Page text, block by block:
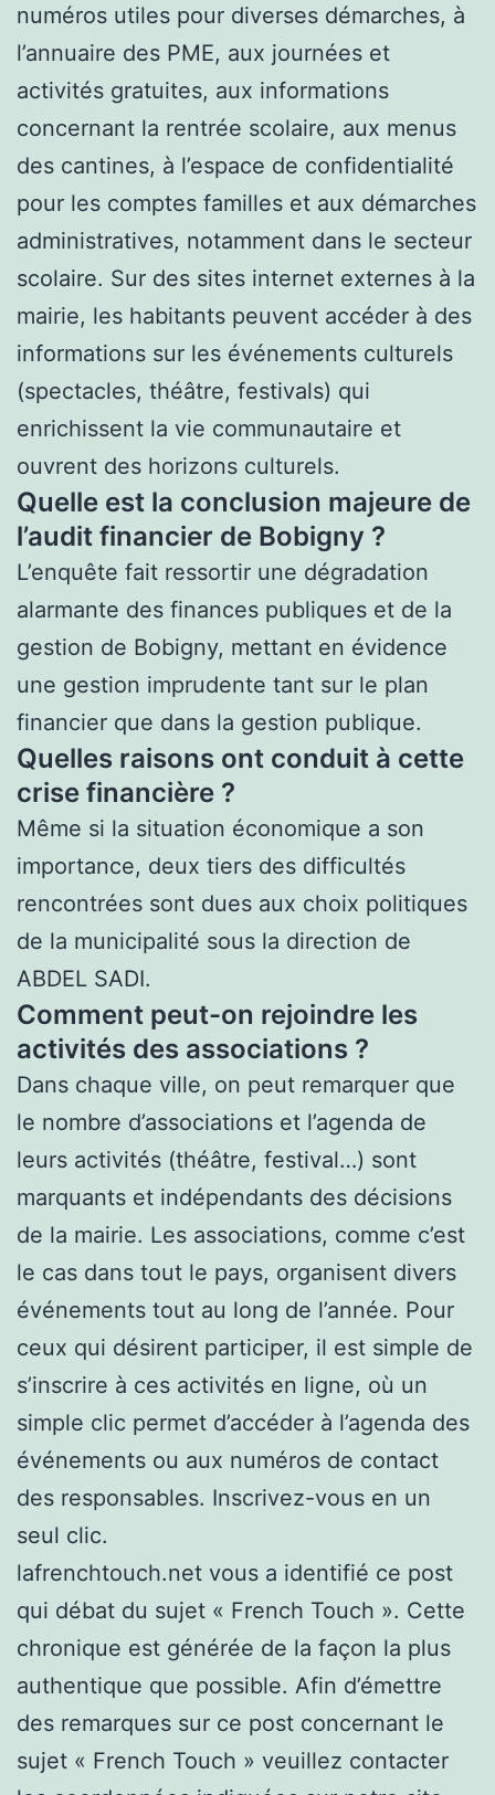
numéros utiles pour diverses démarches, à
l’annuaire des PME, aux journées et
activités gratuites, aux informations
concernant la rentrée scolaire, aux menus
des cantines, à l’espace de confidentialité
pour les comptes familles et aux démarches
administratives, notamment dans le secteur
scolaire. Sur des sites internet externes à la
mairie, les habitants peuvent accéder à des
informations sur les événements culturels
(spectacles, théâtre, festivals) qui
enrichissent la vie communautaire et
ouvrent des horizons culturels.
Quelle est la conclusion majeure de
l’audit financier de Bobigny ?
L’enquête fait ressortir une dégradation
alarmante des finances publiques et de la
gestion de Bobigny, mettant en évidence
une gestion imprudente tant sur le plan
financier que dans la gestion publique.
Quelles raisons ont conduit à cette
crise financière ?
Même si la situation économique a son
importance, deux tiers des difficultés
rencontrées sont dues aux choix politiques
de la municipalité sous la direction de
ABDEL SADI.
Comment peut-on rejoindre les
activités des associations ?
Dans chaque ville, on peut remarquer que
le nombre d’associations et l’agenda de
leurs activités (théâtre, festival…) sont
marquants et indépendants des décisions
de la mairie. Les associations, comme c’est
le cas dans tout le pays, organisent divers
événements tout au long de l’année. Pour
ceux qui désirent participer, il est simple de
s’inscrire à ces activités en ligne, où un
simple clic permet d’accéder à l’agenda des
événements ou aux numéros de contact
des responsables. Inscrivez-vous en un
seul clic.
lafrenchtouch.net vous a identifié ce post
qui débat du sujet « French Touch ». Cette
chronique est générée de la façon la plus
authentique que possible. Afin d’émettre
des remarques sur ce post concernant le
sujet « French Touch » veuillez contacter